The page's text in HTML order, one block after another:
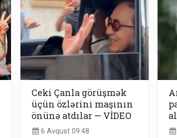
Ceki Çanla görüşmək
üçün özlərini maşının
önünə atdılar — VİDEO
6 Avqust 09:48